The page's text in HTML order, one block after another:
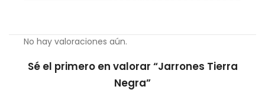
No hay valoraciones aún.
Sé el primero en valorar “Jarrones Tierra
Negra”